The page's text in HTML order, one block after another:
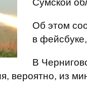
Сумской
Об этом
в
В
вероятно, из